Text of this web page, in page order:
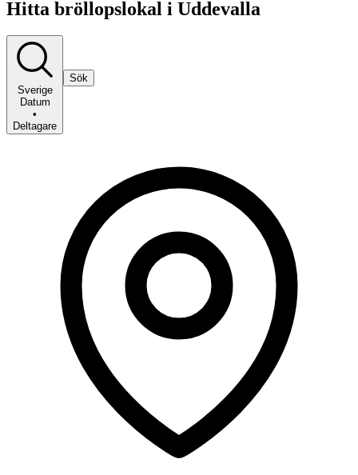
Hitta bröllopslokal i Uddevalla
Sverige
Datum
•
Deltagare
Sök